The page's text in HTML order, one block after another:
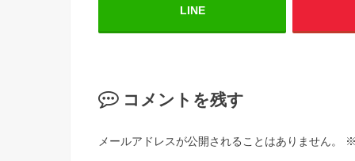
LINE
コメントを残す
メールアドレスが公開されることはありません。